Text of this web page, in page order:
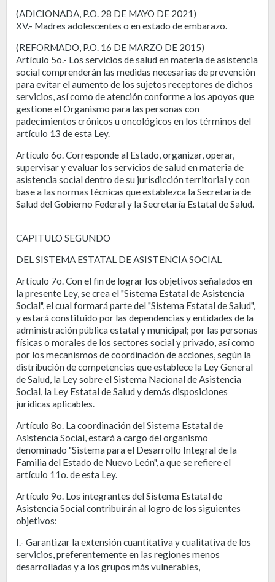
(ADICIONADA, P.O. 28 DE MAYO DE 2021)
XV.- Madres adolescentes o en estado de embarazo.
(REFORMADO, P.O. 16 DE MARZO DE 2015)
Artículo 5o.- Los servicios de salud en materia de asistencia
social comprenderán las medidas necesarias de prevención
para evitar el aumento de los sujetos receptores de dichos
servicios, así como de atención conforme a los apoyos que
gestione el Organismo para las personas con
padecimientos crónicos u oncológicos en los términos del
artículo 13 de esta Ley.
Artículo 6o. Corresponde al Estado, organizar, operar,
supervisar y evaluar los servicios de salud en materia de
asistencia social dentro de su jurisdicción territorial y con
base a las normas técnicas que establezca la Secretaría de
Salud del Gobierno Federal y la Secretaría Estatal de Salud.
CAPITULO SEGUNDO
DEL SISTEMA ESTATAL DE ASISTENCIA SOCIAL
Artículo 7o. Con el fin de lograr los objetivos señalados en
la presente Ley, se crea el "Sistema Estatal de Asistencia
Social", el cual formará parte del "Sistema Estatal de Salud",
y estará constituido por las dependencias y entidades de la
administración pública estatal y municipal; por las personas
físicas o morales de los sectores social y privado, así como
por los mecanismos de coordinación de acciones, según la
distribución de competencias que establece la Ley General
de Salud, la Ley sobre el Sistema Nacional de Asistencia
Social, la Ley Estatal de Salud y demás disposiciones
jurídicas aplicables.
Artículo 8o. La coordinación del Sistema Estatal de
Asistencia Social, estará a cargo del organismo
denominado "Sistema para el Desarrollo Integral de la
Familia del Estado de Nuevo León", a que se refiere el
artículo 11o. de esta Ley.
Artículo 9o. Los integrantes del Sistema Estatal de
Asistencia Social contribuirán al logro de los siguientes
objetivos:
I.- Garantizar la extensión cuantitativa y cualitativa de los
servicios, preferentemente en las regiones menos
desarrolladas y a los grupos más vulnerables,